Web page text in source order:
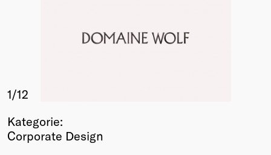
Membership
Members
Young Creatives
1/12
Kategorie:
Corporate Design